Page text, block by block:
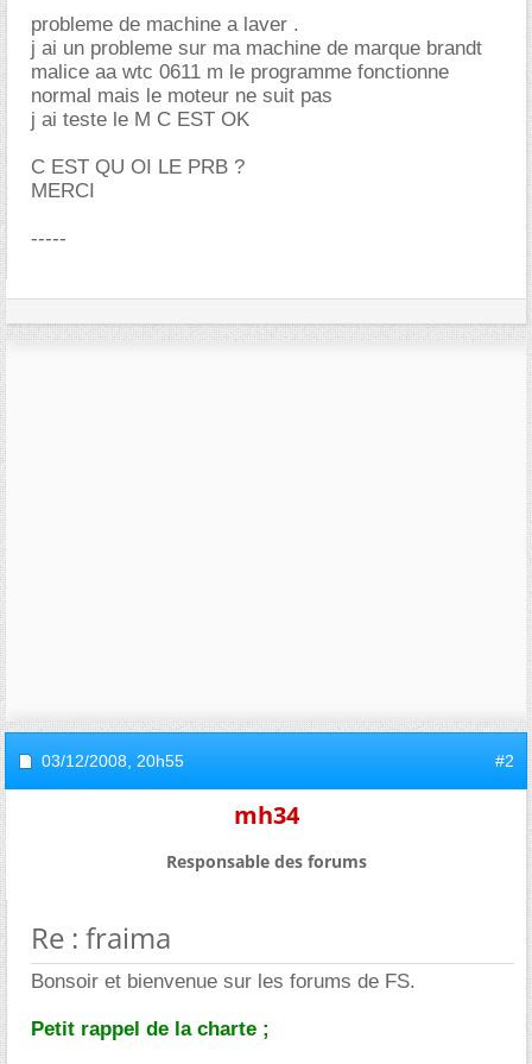
probleme de machine a laver .
j ai un probleme sur ma machine de marque brandt
malice aa wtc 0611 m le programme fonctionne
normal mais le moteur ne suit pas
j ai teste le M C EST OK
C EST QU OI LE PRB ?
MERCI
-----
03/12/2008, 20h55 #2
mh34
Responsable des forums
Re : fraima
Bonsoir et bienvenue sur les forums de FS.
Petit rappel de la charte ;